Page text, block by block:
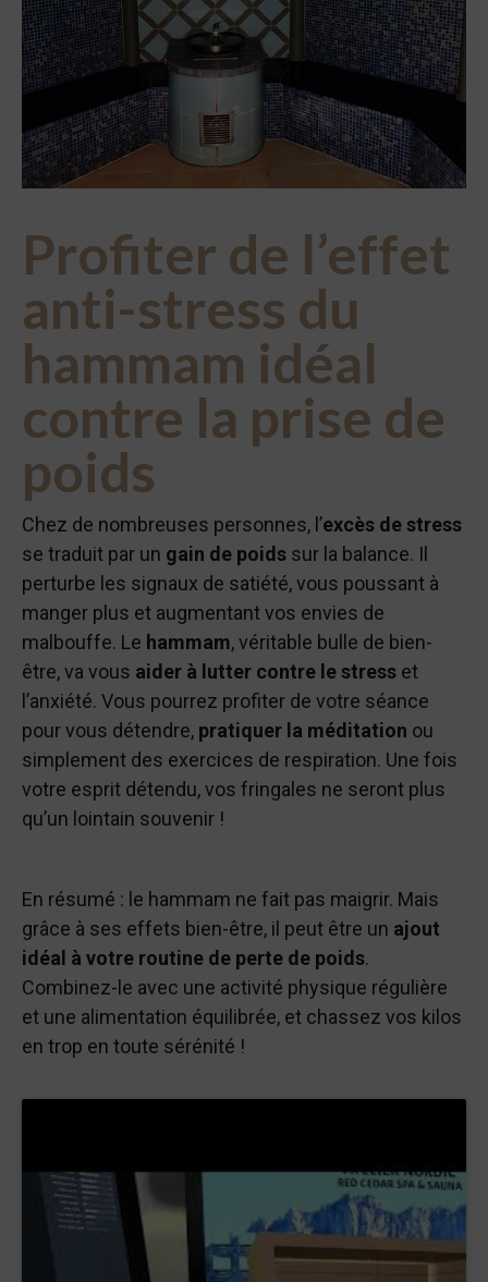
Profiter de l’effet
anti-stress du
hammam idéal
contre la prise de
poids
Chez de nombreuses personnes, l’excès de stress
se traduit par un gain de poids sur la balance. Il
perturbe les signaux de satiété, vous poussant à
manger plus et augmentant vos envies de
malbouffe. Le hammam, véritable bulle de bien-
être, va vous aider à lutter contre le stress et
l’anxiété. Vous pourrez profiter de votre séance
pour vous détendre, pratiquer la méditation ou
simplement des exercices de respiration. Une fois
votre esprit détendu, vos fringales ne seront plus
qu’un lointain souvenir !
En résumé : le hammam ne fait pas maigrir. Mais
grâce à ses effets bien-être, il peut être un ajout
idéal à votre routine de perte de poids.
Combinez-le avec une activité physique régulière
et une alimentation équilibrée, et chassez vos kilos
en trop en toute sérénité !